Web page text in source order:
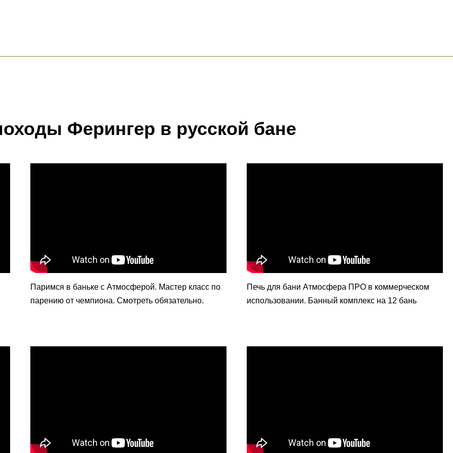
Ферингер в русской бане
Паримся в баньке с Атмосферой. Мастер класс по
парению от чемпиона. Смотреть обязательно.
Печь для бани Атмосфера ПРО в коммерческом
использовании. Банный комплекс на 12 бань